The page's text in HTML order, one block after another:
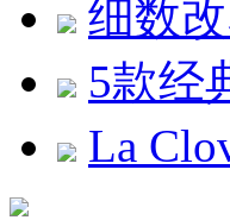
细数
5款经
La